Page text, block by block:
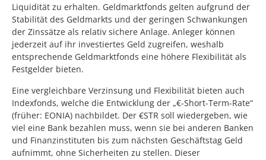
Liquidität zu erhalten. Geldmarktfonds gelten aufgrund der
Stabilität des Geldmarkts und der geringen Schwankungen
der Zinssätze als relativ sichere Anlage. Anleger können
jederzeit auf ihr investiertes Geld zugreifen, weshalb
entsprechende Geldmarktfonds eine höhere Flexibilität als
Festgelder bieten.
Eine vergleichbare Verzinsung und Flexibilität bieten auch
Indexfonds, welche die Entwicklung der „€-Short-Term-Rate“
(früher: EONIA) nachbildet. Der €STR soll wiedergeben, wie
viel eine Bank bezahlen muss, wenn sie bei anderen Banken
und Finanzinstituten bis zum nächsten Geschäftstag Geld
aufnimmt, ohne Sicherheiten zu stellen. Dieser